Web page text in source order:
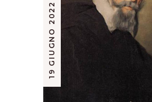
19 GIUGNO 2022